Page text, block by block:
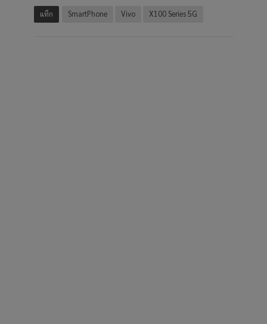
แท็ก SmartPhone Vivo X100 Series 5G